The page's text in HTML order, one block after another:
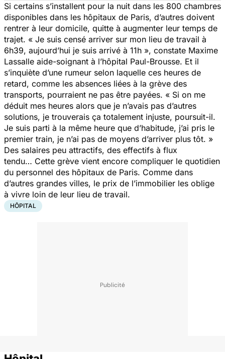
Si certains s’installent pour la nuit dans les 800 chambres
disponibles dans les hôpitaux de Paris, d’autres doivent
rentrer à leur domicile, quitte à augmenter leur temps de
trajet. « Je suis censé arriver sur mon lieu de travail à
6h39, aujourd’hui je suis arrivé à 11h », constate Maxime
Lassalle aide-soignant à l’hôpital Paul-Brousse. Et il
s’inquiète d’une rumeur selon laquelle ces heures de
retard, comme les absences liées à la grève des
transports, pourraient ne pas être payées. « Si on me
déduit mes heures alors que je n’avais pas d’autres
solutions, je trouverais ça totalement injuste, poursuit-il.
Je suis parti à la même heure que d’habitude, j’ai pris le
premier train, je n’ai pas de moyens d’arriver plus tôt. »
Des salaires peu attractifs, des effectifs à flux
tendu… Cette grève vient encore compliquer le quotidien
du personnel des hôpitaux de Paris. Comme dans
d’autres grandes villes, le prix de l’immobilier les oblige
à vivre loin de leur lieu de travail.
HÔPITAL